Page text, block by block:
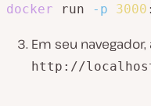
docker run -p 3000
Em seu navegador,
http://